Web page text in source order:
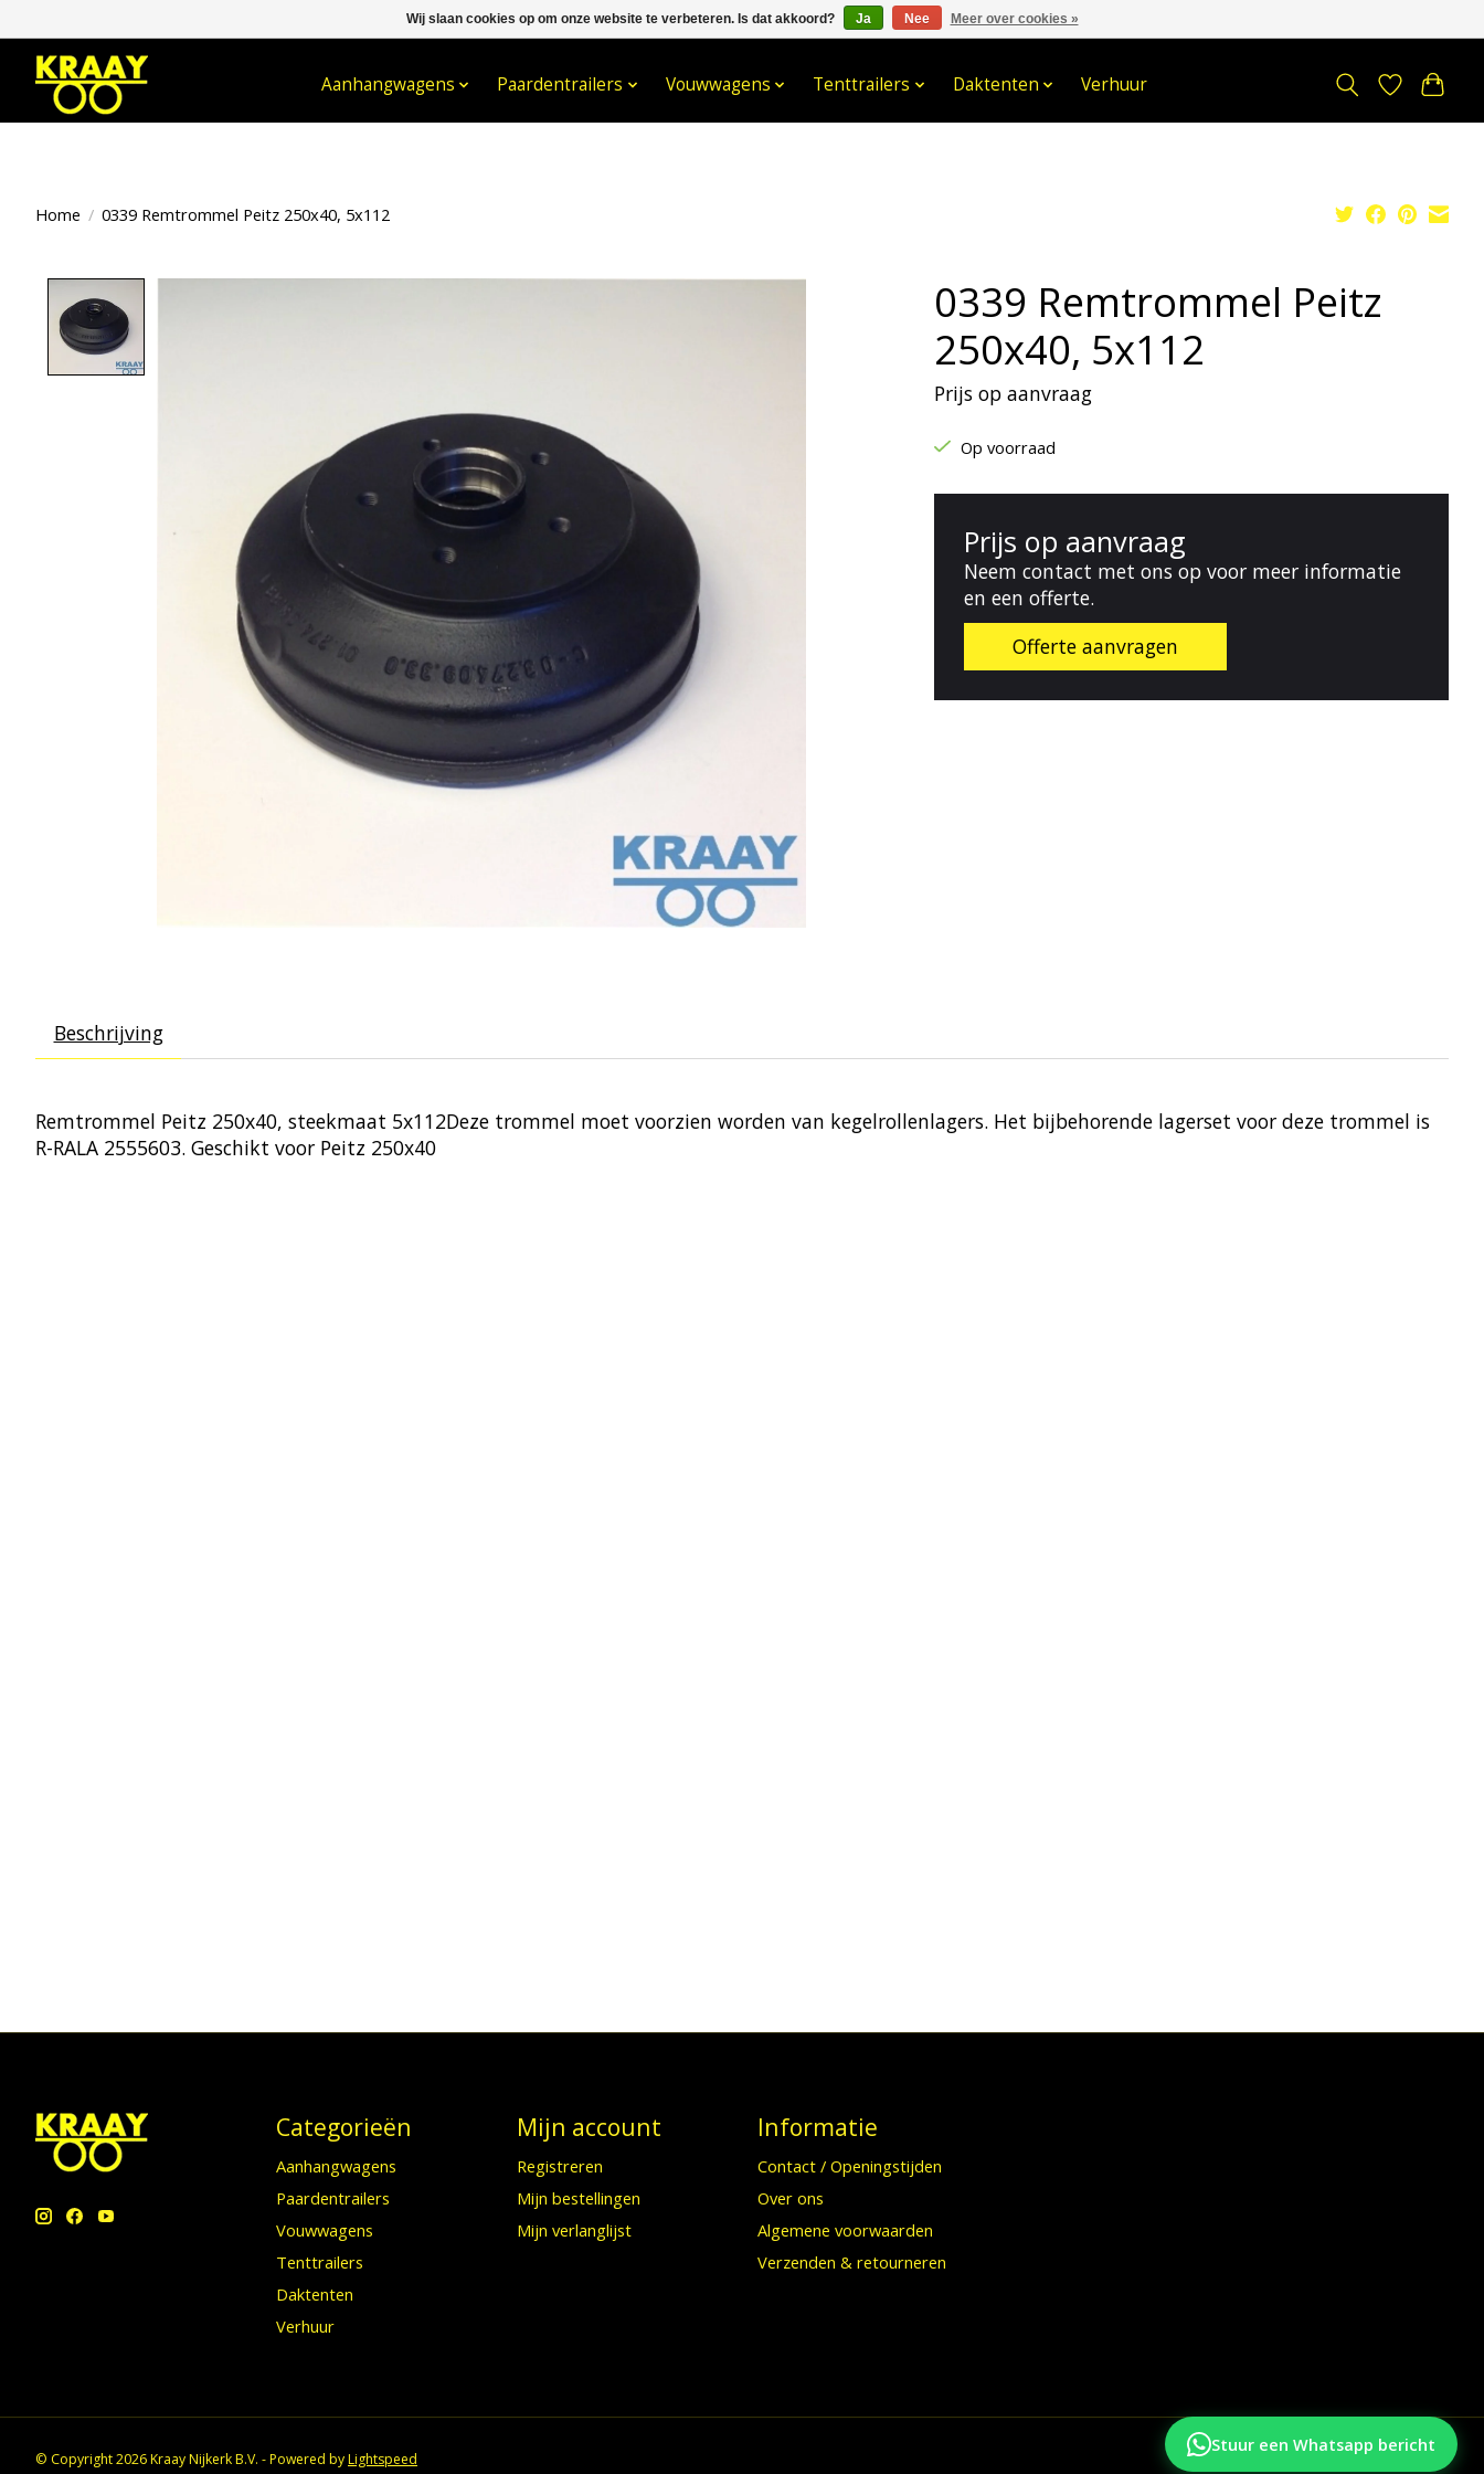
033- 2470 538 info@kraaybv.com Stuur een Whatsapp bericht
Aanhangwagens Paardentrailers Vouwwagens Tenttrailers Daktenten Verhuur
Home / 0339 Remtrommel Peitz 250x40, 5x112
0339 Remtrommel Peitz
250x40, 5x112
Prijs op aanvraag
Op voorraad
Prijs op aanvraag
Neem contact met ons op voor meer informatie
en een offerte.
Offerte aanvragen
Beschrijving
Remtrommel Peitz 250x40, steekmaat 5x112Deze trommel moet voorzien worden van kegelrollenlagers. Het bijbehorende lagerset voor deze trommel is
R-RALA 2555603. Geschikt voor Peitz 250x40
Categorieën
Aanhangwagens
Paardentrailers
Vouwwagens
Tenttrailers
Daktenten
Verhuur
Mijn account
Registreren
Mijn bestellingen
Mijn verlanglijst
Informatie
Contact / Openingstijden
Over ons
Algemene voorwaarden
Verzenden & retourneren
© Copyright 2026 Kraay Nijkerk B.V. - Powered byLightspeed
Stuur een Whatsapp bericht
Wij slaan cookies op om onze website te verbeteren. Is dat akkoord? Ja Nee Meer over cookies »